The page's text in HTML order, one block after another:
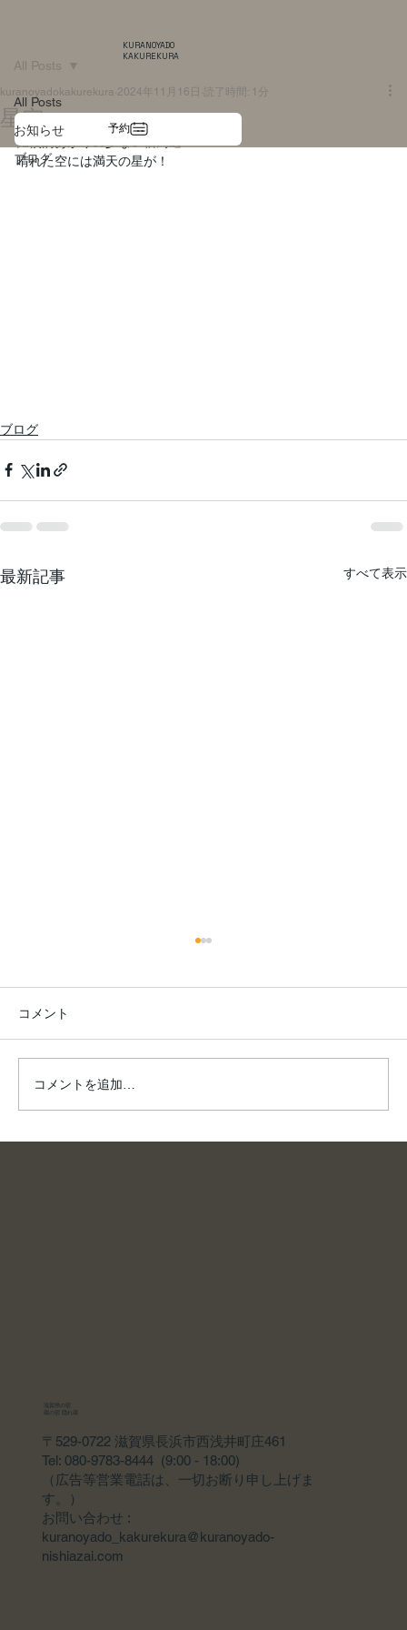
KURANOYADO
KAKUREKURA
予約
All Posts
お知らせ
ブログ
All Posts
星空
kuranoyadokakurekura 2024年11月16日 読了時間: 1分
比較的あかりの少ない宿周辺
晴れた空には満天の星が！
ブログ
最新記事 すべて表示
夏は、川へ。
コメント
コメントを追加…
滋賀県の宿
蔵の宿 隠れ蔵
〒529-0722 滋賀県長浜市西浅井町庄461
Tel: 080-9783-8444 (9:00 - 18:00)
（広告等営業電話は、一切お断り申し上げま
す。）
​お問い合わせ :
kuranoyado_kakurekura@kuranoyado-
nishiazai.com